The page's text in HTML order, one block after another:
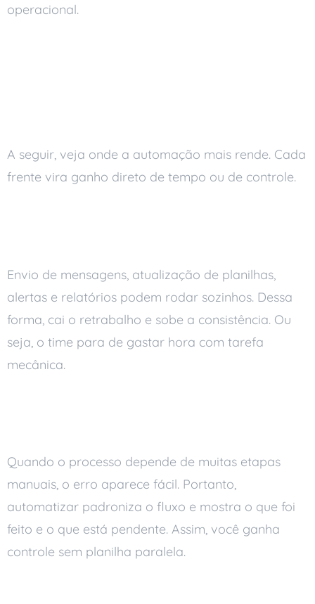
operacional.
A seguir, veja onde a automação mais rende. Cada
frente vira ganho direto de tempo ou de controle.
Envio de mensagens, atualização de planilhas,
alertas e relatórios podem rodar sozinhos. Dessa
forma, cai o retrabalho e sobe a consistência. Ou
seja, o time para de gastar hora com tarefa
mecânica.
Quando o processo depende de muitas etapas
manuais, o erro aparece fácil. Portanto,
automatizar padroniza o fluxo e mostra o que foi
feito e o que está pendente. Assim, você ganha
controle sem planilha paralela.